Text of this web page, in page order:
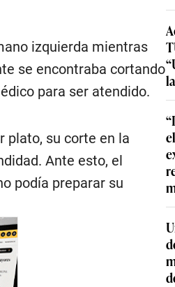
izquierda mientras
se encontraba cortando
para ser atendido.
plato, su corte en la
Ante esto, el
podía preparar su